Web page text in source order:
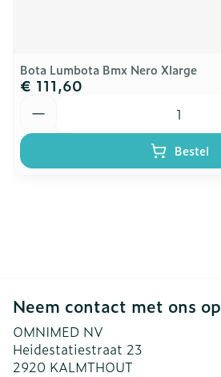
Bota Lumbota Bmx Nero Xlarge
€ 111,60
Bestel
Neem contact met ons op
OMNIMED NV
Heidestatiestraat 23
2920 KALMTHOUT